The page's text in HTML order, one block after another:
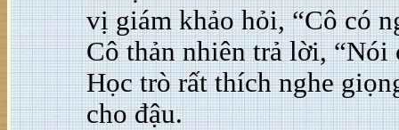
vị giám khảo hỏi, “Cô có
Cô thản nhiên trả lời, “Nói
Học trò rất thích nghe
cho đậu.